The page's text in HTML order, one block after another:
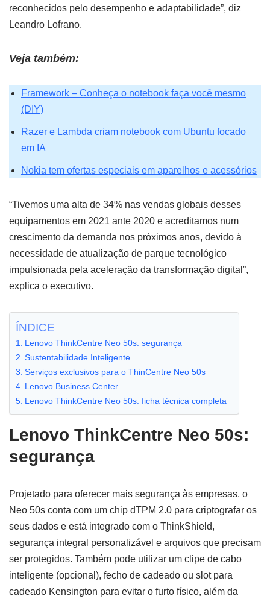
reconhecidos pelo desempenho e adaptabilidade”, diz
Leandro Lofrano.
Veja também:
Framework – Conheça o notebook faça você mesmo
(DIY)
Razer e Lambda criam notebook com Ubuntu focado
em IA
Nokia tem ofertas especiais em aparelhos e acessórios
“Tivemos uma alta de 34% nas vendas globais desses
equipamentos em 2021 ante 2020 e acreditamos num
crescimento da demanda nos próximos anos, devido à
necessidade de atualização de parque tecnológico
impulsionada pela aceleração da transformação digital”,
explica o executivo.
ÍNDICE
Lenovo ThinkCentre Neo 50s: segurança
Sustentabilidade Inteligente
Serviços exclusivos para o ThinCentre Neo 50s
Lenovo Business Center
Lenovo ThinkCentre Neo 50s: ficha técnica completa
Lenovo ThinkCentre Neo 50s:
segurança
Projetado para oferecer mais segurança às empresas, o
Neo 50s conta com um chip dTPM 2.0 para criptografar os
seus dados e está integrado com o ThinkShield,
segurança integral personalizável e arquivos que precisam
ser protegidos. Também pode utilizar um clipe de cabo
inteligente (opcional), fecho de cadeado ou slot para
cadeado Kensington para evitar o furto físico, além da